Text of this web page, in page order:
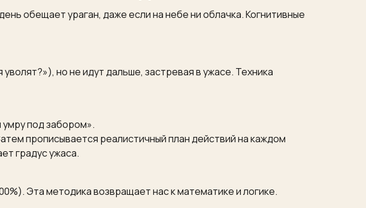
обещает ураган, даже если на небе ни облачка. Когнитивные
но не идут дальше, застревая в ужасе. Техника
под забором».
прописывается реалистичный план действий на каждом
градус ужаса.
Эта методика возвращает нас к математике и логике.